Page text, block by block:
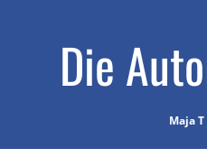
Die
Maja